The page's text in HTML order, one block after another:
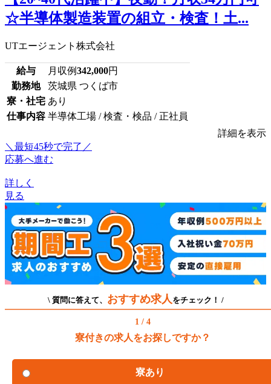
☆半導体製造装置の組立・検査！土...
UTエージェント株式会社
給与 月収例342,000円
勤務地
茨城県 つくば市
寮・社宅 あり
仕事内容 半導体工場 / 検査・検品 / 正社員
詳細を表示
＼最短45秒で完了／
応募へ進む
詳しく
見る
\ 質問に答えて、 おすすめ求人 をチェック！ /
1 / 4
寮付きの求人をお探しですか？
寮あり